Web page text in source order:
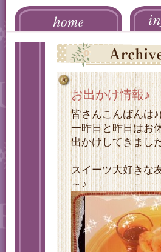
お出かけ情報♪
皆さんこんばんは
一昨日と昨日はお
出かけしてきま
スイーツ大好きな
～♪